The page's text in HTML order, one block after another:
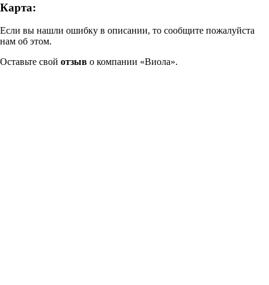
Карта:
Если вы нашли ошибку в описании, то сообщите пожалуйста
нам об этом.
Оставьте свой отзыв о компании «Виола».